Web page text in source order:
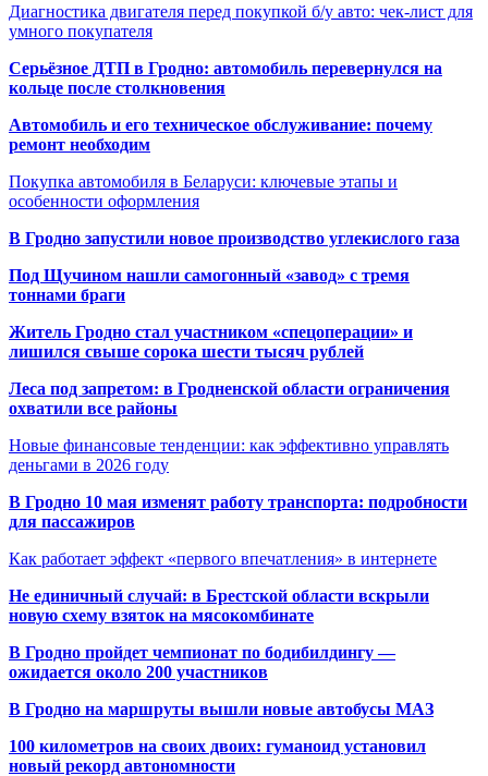
Диагностика двигателя перед покупкой б/у авто: чек-лист для
умного покупателя
Серьёзное ДТП в Гродно: автомобиль перевернулся на
кольце после столкновения
Автомобиль и его техническое обслуживание: почему
ремонт необходим
Покупка автомобиля в Беларуси: ключевые этапы и
особенности оформления
В Гродно запустили новое производство углекислого газа
Под Щучином нашли самогонный «завод» с тремя
тоннами браги
Житель Гродно стал участником «спецоперации» и
лишился свыше сорока шести тысяч рублей
Леса под запретом: в Гродненской области ограничения
охватили все районы
Новые финансовые тенденции: как эффективно управлять
деньгами в 2026 году
В Гродно 10 мая изменят работу транспорта: подробности
для пассажиров
Как работает эффект «первого впечатления» в интернете
Не единичный случай: в Брестской области вскрыли
новую схему взяток на мясокомбинате
В Гродно пройдет чемпионат по бодибилдингу —
ожидается около 200 участников
В Гродно на маршруты вышли новые автобусы МАЗ
100 километров на своих двоих: гуманоид установил
новый рекорд автономности